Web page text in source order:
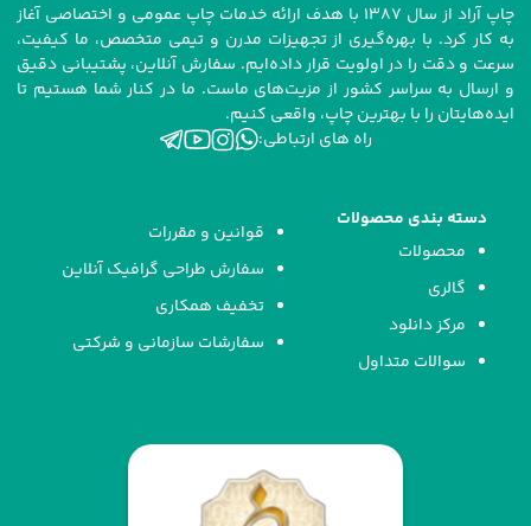
چاپ آراد از سال ۱۳۸۷ با هدف ارائه خدمات چاپ عمومی و اختصاصی آغاز
به کار کرد. با بهره‌گیری از تجهیزات مدرن و تیمی متخصص، ما کیفیت،
سرعت و دقت را در اولویت قرار داده‌ایم. سفارش آنلاین، پشتیبانی دقیق
و ارسال به سراسر کشور از مزیت‌های ماست. ما در کنار شما هستیم تا
ایده‌هایتان را با بهترین چاپ، واقعی کنیم.
راه های ارتباطی:
دسته بندی محصولات
محصولات
گالری
مرکز دانلود
سوالات متداول
قوانین و مقررات
سفارش طراحی گرافیک آنلاین
تخفیف همکاری
سفارشات سازمانی و شرکتی